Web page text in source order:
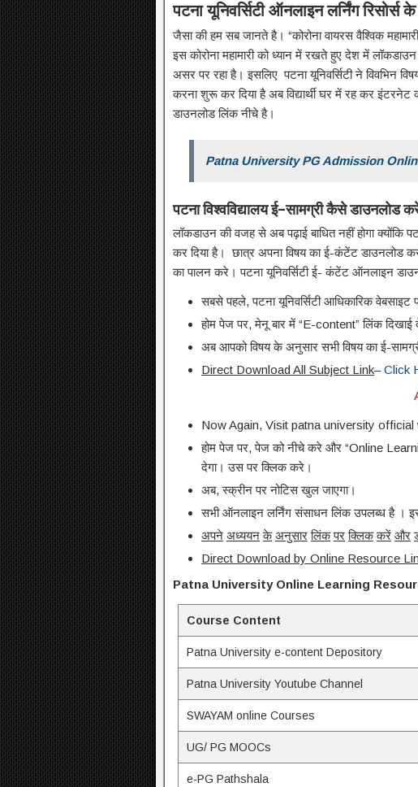
पटना यूनिवर्सिटी ऑनलाइन लर्निंग रिसोर्स के
जैसा की हम सब जानते है। “कोरोना वायरस वैश्विक
इस कोरोना महामारी को ध्यान में रखते हुए देश में
असर पर रहा है। इसलिए पटना यूनिवर्सिटी ने विवभिन
करना शुरू कर दिया है अब विद्यार्थी घर में रह कर
डाउनलोड लिंक नीचे है।
Patna University PG Admission
पटनाविश्वविद्यालयई–सामग्रीकैसेडाउनलोड
लॉकडाउन की वजह से अब पढ़ाई बाधित नहीं होगा क्योंकि
कर दिया है। छात्र अपना विषय का ई-कंटेंट डाउनलोड
का पालन करे। पटना यूनिवर्सिटी ई- कंटेंट ऑनलाइन
सबसे पहले, पटना यूनिवर्सिटी आधिकारिक वेबसाइट
होम पेज पर, मेनू बार में “E-content” लिंक
अब आपको विषय के अनुसार सभी विषय का ई-
Direct Download All Subject Link–Click
Now Again, Visit patna university official
होम पेज पर, पेज को नीचे करे और “Online
देगा। उस पर क्लिक करे।
अब, स्क्रीन पर नोटिस खुल जाएगा।
सभी ऑनलाइन लर्निंग संसाधन लिंक उपलब्ध है ।
अपने अध्ययन के अनुसार लिंक पर क्लिक करें और
Direct Download by Online Resource
Patna University Online Learning
Course Content
Patna University e-content Depository
Patna University Youtube Channel
SWAYAM online Courses
UG/ PG MOOCs
e-PG Pathshala